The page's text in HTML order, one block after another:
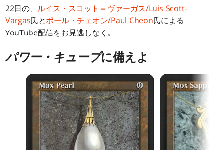
22日の、 ルイス・スコット＝ヴァーガス/Luis Scott-
Vargas氏とポール・チェオン/Paul Cheon氏による
YouTube配信をお見逃しなく。
パワー・キューブに備えよ